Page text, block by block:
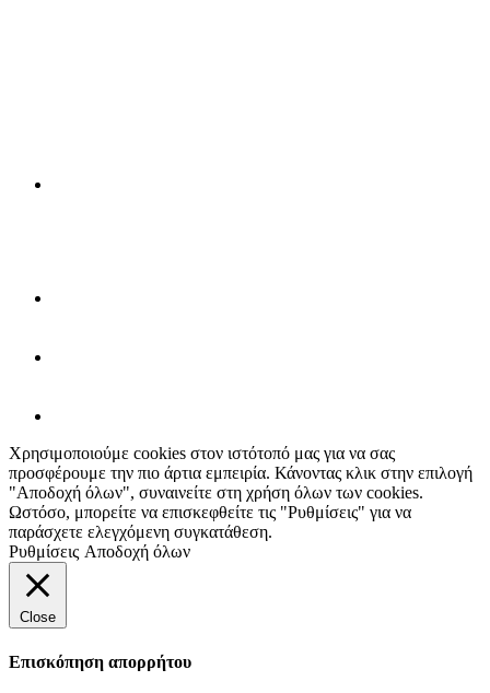
Χρησιμοποιούμε cookies στον ιστότοπό μας για να σας
προσφέρουμε την πιο άρτια εμπειρία. Κάνοντας κλικ στην επιλογή
"Αποδοχή όλων", συναινείτε στη χρήση όλων των cookies.
Ωστόσο, μπορείτε να επισκεφθείτε τις "Ρυθμίσεις" για να
παράσχετε ελεγχόμενη συγκατάθεση.
Ρυθμίσεις Αποδοχή όλων
Close
Επισκόπηση απορρήτου